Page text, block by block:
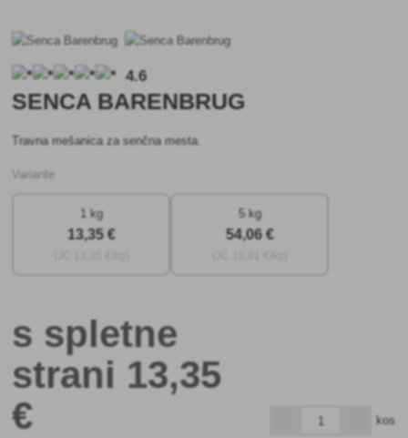
4.6
SENCA BARENBRUG
Travna mešanica za senčna mesta.
Variante
1 kg
13,35 €
5 kg
54,06 €
s spletne
strani 13,35
€
kos